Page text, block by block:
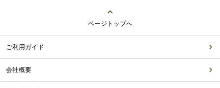
ページトップへ
ご利用ガイド
会社概要